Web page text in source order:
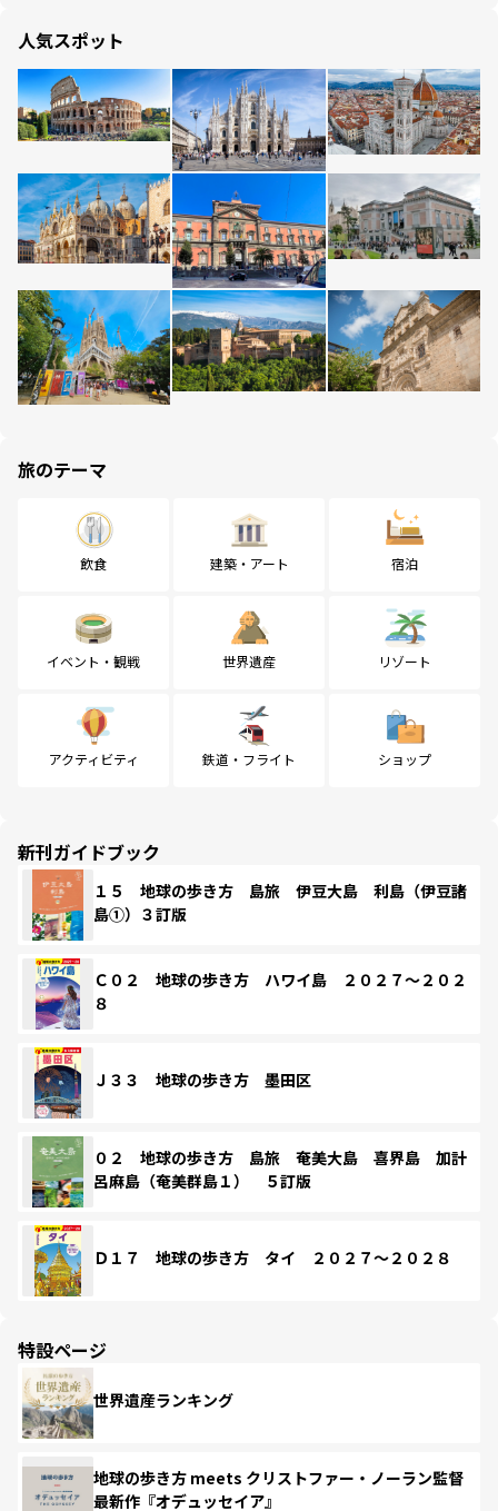
人気スポット
旅のテーマ
飲食 建築・アート 宿泊
イベント・観戦 世界遺産 リゾート
アクティビティ 鉄道・フライト ショップ
新刊ガイドブック
１５ 地球の歩き方 島旅 伊豆大島 利島（伊豆諸
島①）３訂版
Ｃ０２ 地球の歩き方 ハワイ島 ２０２７～２０２
８
Ｊ３３ 地球の歩き方 墨田区
０２ 地球の歩き方 島旅 奄美大島 喜界島 加計
呂麻島（奄美群島１） ５訂版
Ｄ１７ 地球の歩き方 タイ ２０２７～２０２８
特設ページ
世界遺産ランキング
地球の歩き方 meets クリストファー・ノーラン監督
最新作『オデュッセイア』